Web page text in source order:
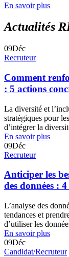
En savoir plus
Actualités
09Déc
Recruteur
Comment
: 5 actions
La diversité et
stratégiques pour
d’intégrer la
En savoir plus
09Déc
Recruteur
Anticiper les
des données :
L’analyse des
tendances et
d’utiliser les
En savoir plus
09Déc
Candidat/Recruteur